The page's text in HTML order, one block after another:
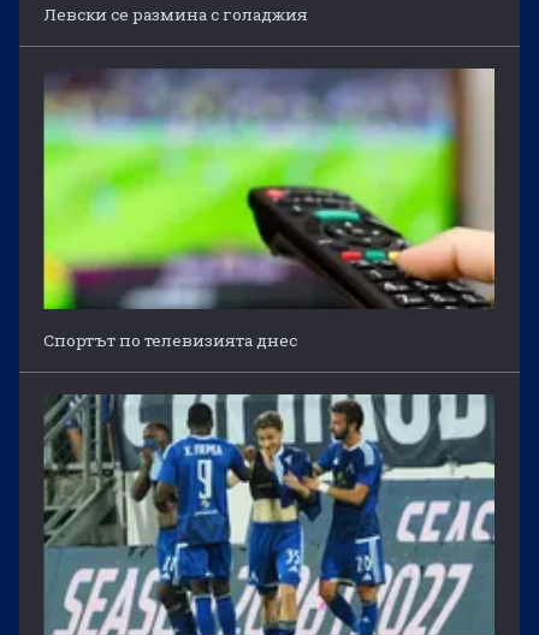
Левски се размина с голаджия
Спортът по телевизията днес